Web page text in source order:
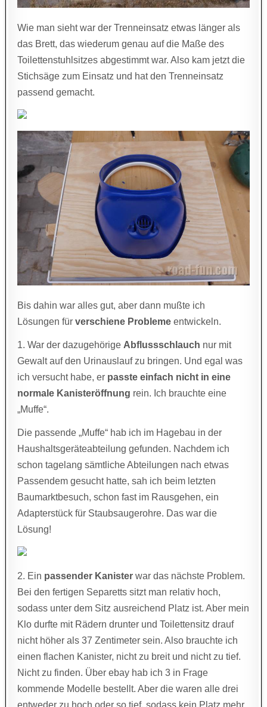
Wie man sieht war der Trenneinsatz etwas länger als
das Brett, das wiederum genau auf die Maße des
Toilettenstuhlsitzes abgestimmt war. Also kam jetzt die
Stichsäge zum Einsatz und hat den Trenneinsatz
passend gemacht.
Bis dahin war alles gut, aber dann mußte ich
Lösungen fürverschiene Probleme entwickeln.
1. War der dazugehörige Abflussschlauch nur mit
Gewalt auf den Urinauslauf zu bringen. Und egal was
ich versucht habe, er passte einfach nicht in eine
normale Kanisteröffnung rein. Ich brauchte eine
„Muffe“.
Die passende „Muffe“ hab ich im Hagebau in der
Haushaltsgeräteabteilung gefunden. Nachdem ich
schon tagelang sämtliche Abteilungen nach etwas
Passendem gesucht hatte, sah ich beim letzten
Baumarktbesuch, schon fast im Rausgehen, ein
Adapterstück für Staubsaugerohre. Das war die
Lösung!
2. Ein passender Kanisterwar das nächste Problem.
Bei den fertigen Separetts sitzt man relativ hoch,
sodass unter dem Sitz ausreichend Platz ist. Aber mein
Klo durfte mit Rädern drunter und Toilettensitz drauf
nicht höher als 37 Zentimeter sein. Also brauchte ich
einen flachen Kanister, nicht zu breit und nicht zu tief.
Nicht zu finden. Über ebay hab ich 3 in Frage
kommende Modelle bestellt. Aber die waren alle drei
entweder zu hoch oder so tief, sodass kein Platz mehr